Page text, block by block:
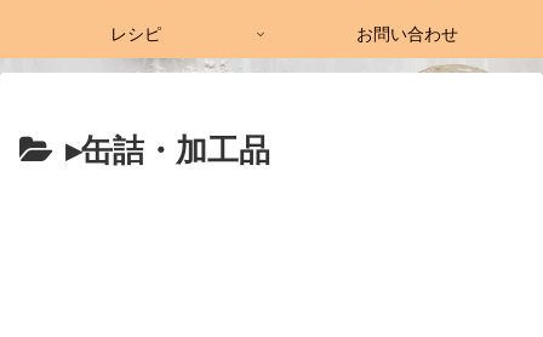
レシピ お問い合わせ
▸缶詰・加工品